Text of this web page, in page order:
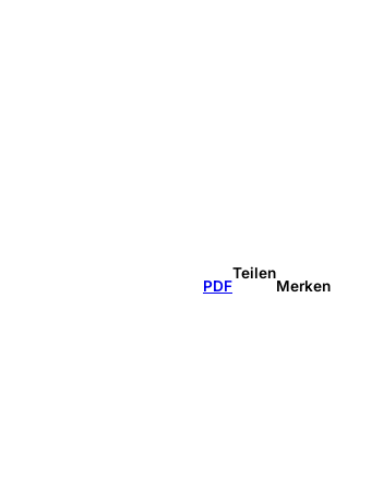
PDF
Teilen
Merken